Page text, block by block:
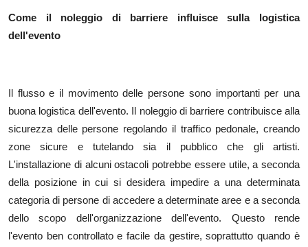
Come il noleggio di barriere influisce sulla logistica
dell'evento
Il flusso e il movimento delle persone sono importanti per una
buona logistica dell'evento. Il noleggio di barriere contribuisce alla
sicurezza delle persone regolando il traffico pedonale, creando
zone sicure e tutelando sia il pubblico che gli artisti.
L'installazione di alcuni ostacoli potrebbe essere utile, a seconda
della posizione in cui si desidera impedire a una determinata
categoria di persone di accedere a determinate aree e a seconda
dello scopo dell'organizzazione dell'evento. Questo rende
l'evento ben controllato e facile da gestire, soprattutto quando è